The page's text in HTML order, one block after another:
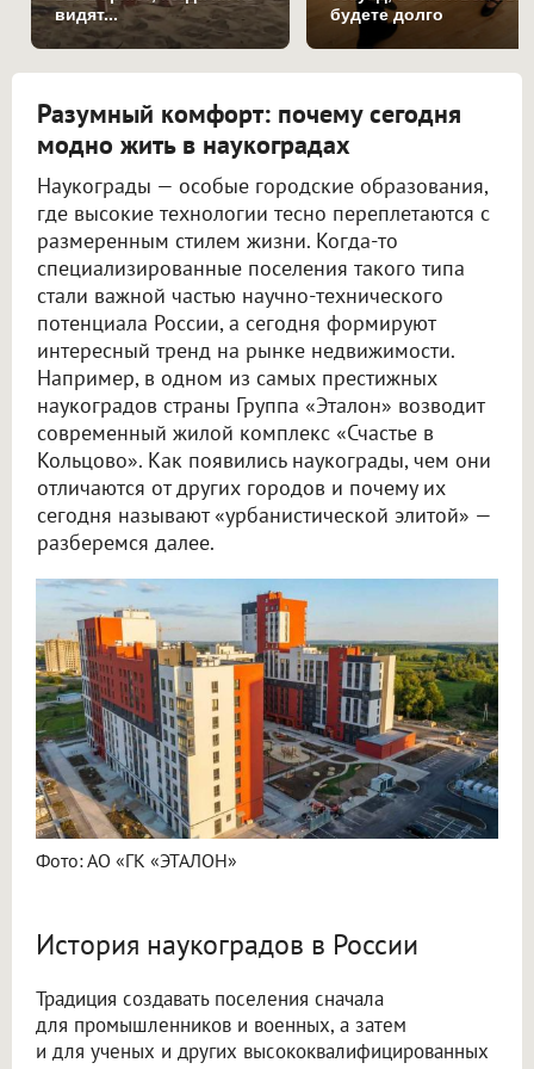
видят...
будете долго
Разумный комфорт: почему сегодня
модно жить в наукоградах
Наукограды — особые городские образования,
где высокие технологии тесно переплетаются с
размеренным стилем жизни. Когда-то
специализированные поселения такого типа
стали важной частью научно-технического
потенциала России, а сегодня формируют
интересный тренд на рынке недвижимости.
Например, в одном из самых престижных
наукоградов страны Группа «Эталон» возводит
современный жилой комплекс «Счастье в
Кольцово». Как появились наукограды, чем они
отличаются от других городов и почему их
сегодня называют «урбанистической элитой» —
разберемся далее.
Фото: АО «ГК «ЭТАЛОН»
История наукоградов в России
Традиция создавать поселения сначала
для промышленников и военных, а затем
и для ученых и других высококвалифицированных